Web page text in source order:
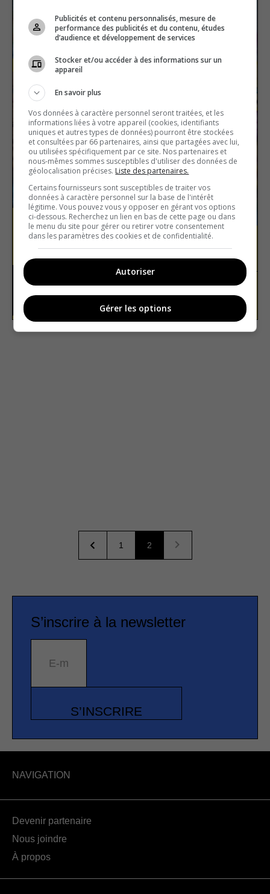
Les pays d’Europe
Europe Vrai ou faux
1 2
S’inscrire à la newsletter
E-mail
S’INSCRIRE
NAVIGATION
Devenir partenaire
Nous joindre
À propos
Publicités et contenu personnalisés, mesure de
performance des publicités et du contenu, études
d’audience et développement de services
Stocker et/ou accéder à des informations sur un
appareil
En savoir plus
Vos données à caractère personnel seront traitées, et les
informations liées à votre appareil (cookies, identifiants
uniques et autres types de données) pourront être stockées
et consultées par 66 partenaires, ainsi que partagées avec lui,
ou utilisées spécifiquement par ce site. Nos partenaires et
nous-mêmes sommes susceptibles d'utiliser des données de
géolocalisation précises. Liste des partenaires.
Certains fournisseurs sont susceptibles de traiter vos
données à caractère personnel sur la base de l'intérêt
légitime. Vous pouvez vous y opposer en gérant vos options
ci-dessous. Recherchez un lien en bas de cette page ou dans
le menu du site pour gérer ou retirer votre consentement
dans les paramètres des cookies et de confidentialité.
Autoriser
Gérer les options